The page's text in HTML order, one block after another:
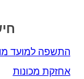
התשפה למועד
אחזקת מכונות